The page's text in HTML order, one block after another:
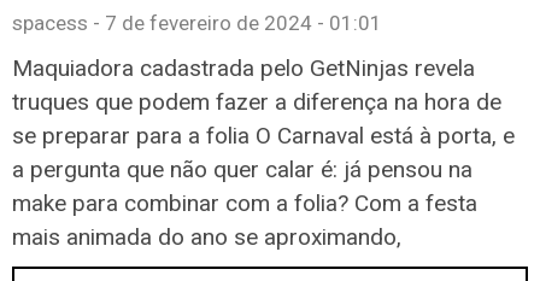
spacess 7 de fevereiro de 2024 01:01
Maquiadora cadastrada pelo GetNinjas revela
truques que podem fazer a diferença na hora de
se preparar para a folia O Carnaval está à porta, e
a pergunta que não quer calar é: já pensou na
make para combinar com a folia? Com a festa
mais animada do ano se aproximando,